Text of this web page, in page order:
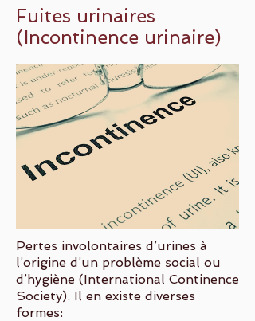
Fuites urinaires
(Incontinence urinaire)
Pertes involontaires d’urines à
l’origine d’un problème social ou
d’hygiène (International Continence
Society). Il en existe diverses
formes: